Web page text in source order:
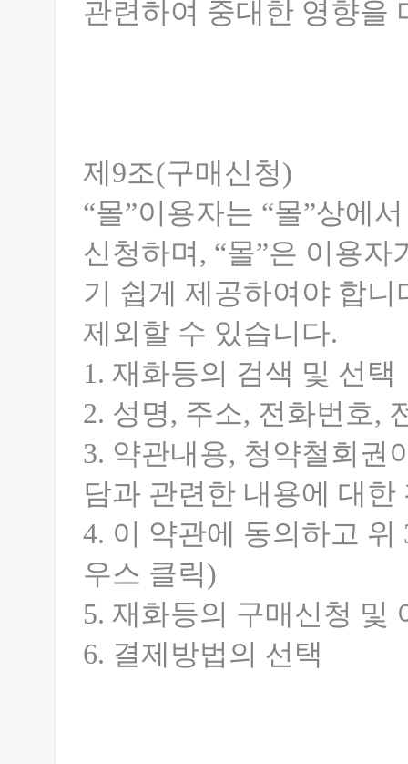
관련하여 중대한 영향을
제9조(구매신청)
“몰”이용자는 “몰”상에
신청하며, “몰”은 이용
기 쉽게 제공하여야 합
제외할 수 있습니다.
1. 재화등의 검색 및 선택
2. 성명, 주소, 전화번호,
3. 약관내용, 청약철회권
담과 관련한 내용에 대한
4. 이 약관에 동의하고
우스 클릭)
5. 재화등의 구매신청 및
6. 결제방법의 선택